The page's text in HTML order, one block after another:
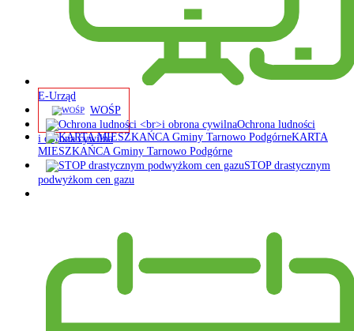
E-Urząd
WOŚP
Ochrona ludności
i obrona cywilna
KARTA
MIESZKAŃCA Gminy Tarnowo Podgórne
STOP drastycznym
podwyżkom cen gazu